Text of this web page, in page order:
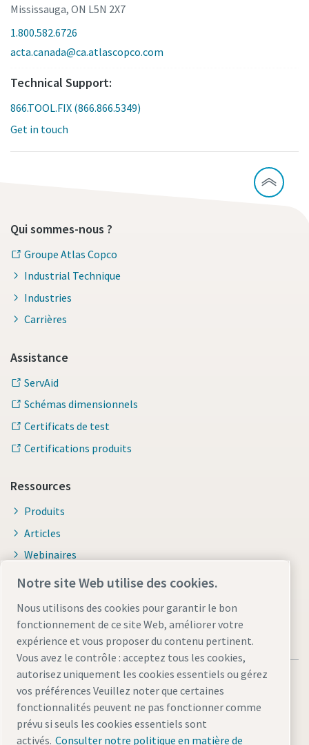
Voir tous nos secteurs d'activité
Tout voir
Documentation et ressources
Mississauga, ON L5N 2X7
1.800.582.6726
acta.canada@ca.atlascopco.com
Technical Support:
866.TOOL.FIX (866.866.5349)
Get in touch
Qui sommes-nous ?
Groupe Atlas Copco
Industrial Technique
Industries
Carrières
Assistance
ServAid
Schémas dimensionnels
Certificats de test
Certifications produits
Ressources
Produits
Articles
Webinaires
Brochures et catalogues
Mentions légales et politique de confidentialité
Notre site Web utilise des cookies.
Nous utilisons des cookies pour garantir le bon
fonctionnement de ce site Web, améliorer votre
expérience et vous proposer du contenu pertinent.
Vous avez le contrôle : acceptez tous les cookies,
autorisez uniquement les cookies essentiels ou gérez
vos préférences Veuillez noter que certaines
fonctionnalités peuvent ne pas fonctionner comme
prévu si seuls les cookies essentiels sont
activés. Consulter notre politique en matière de